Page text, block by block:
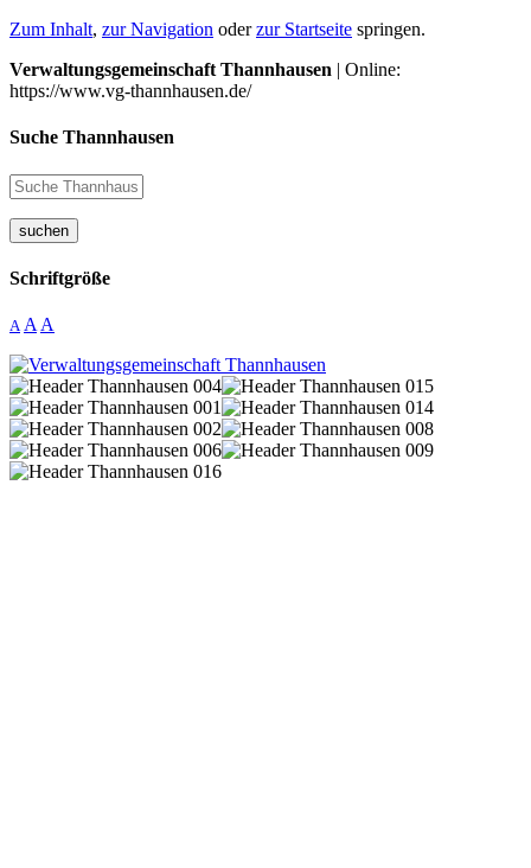
Zum Inhalt, zur Navigation oderzur Startseite springen.
Verwaltungsgemeinschaft Thannhausen | Online:
https://www.vg-thannhausen.de/
Suche Thannhausen
suchen
Schriftgröße
A A A